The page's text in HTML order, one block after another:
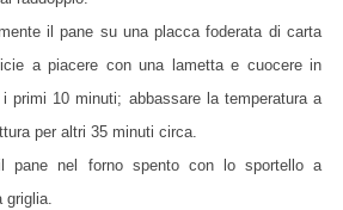
il pane su una placca foderata di carta
a piacere con una lametta e cuocere in
primi 10 minuti; abbassare la temperatura a
per altri 35 minuti circa.
il pane nel forno spento con lo sportello a
griglia.